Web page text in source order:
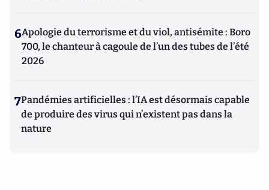
6Apologie du terrorisme et du viol, antisémite : Boro
700, le chanteur à cagoule de l’un des tubes de l’été
2026
7Pandémies artificielles : l’IA est désormais capable
de produire des virus qui n’existent pas dans la
nature